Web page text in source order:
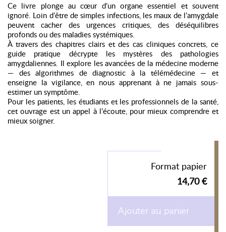
Ce livre plonge au cœur d’un organe essentiel et souvent
ignoré. Loin d’être de simples infections, les maux de l’amygdale
peuvent cacher des urgences critiques, des déséquilibres
profonds ou des maladies systémiques.
À travers des chapitres clairs et des cas cliniques concrets, ce
guide pratique décrypte les mystères des pathologies
amygdaliennes. Il explore les avancées de la médecine moderne
— des algorithmes de diagnostic à la télémédecine — et
enseigne la vigilance, en nous apprenant à ne jamais sous-
estimer un symptôme.
Pour les patients, les étudiants et les professionnels de la santé,
cet ouvrage est un appel à l’écoute, pour mieux comprendre et
mieux soigner.
Format papier
14,70 €
Ajouter au panier